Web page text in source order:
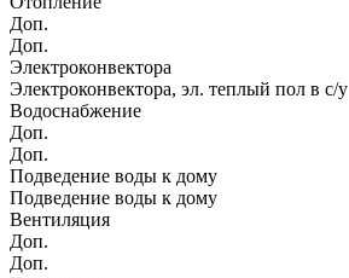
Доп.
Доп.
Электроконвектора
Электроконвектора, эл. теплый пол в с/у
Водоснабжение
Доп.
Доп.
Подведение воды к дому
Подведение воды к дому
Вентиляция
Доп.
Доп.